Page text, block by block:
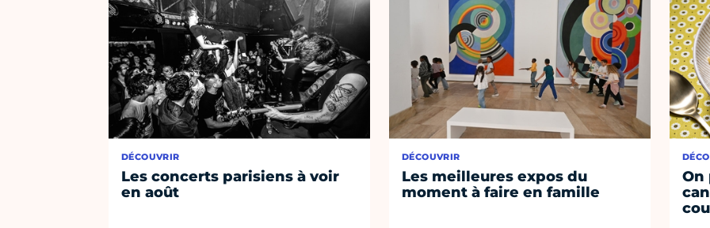
DÉCOUVRIR
Les concerts parisiens à voir
en août
DÉCOUVRIR
Les meilleures expos du
moment à faire en famille
On